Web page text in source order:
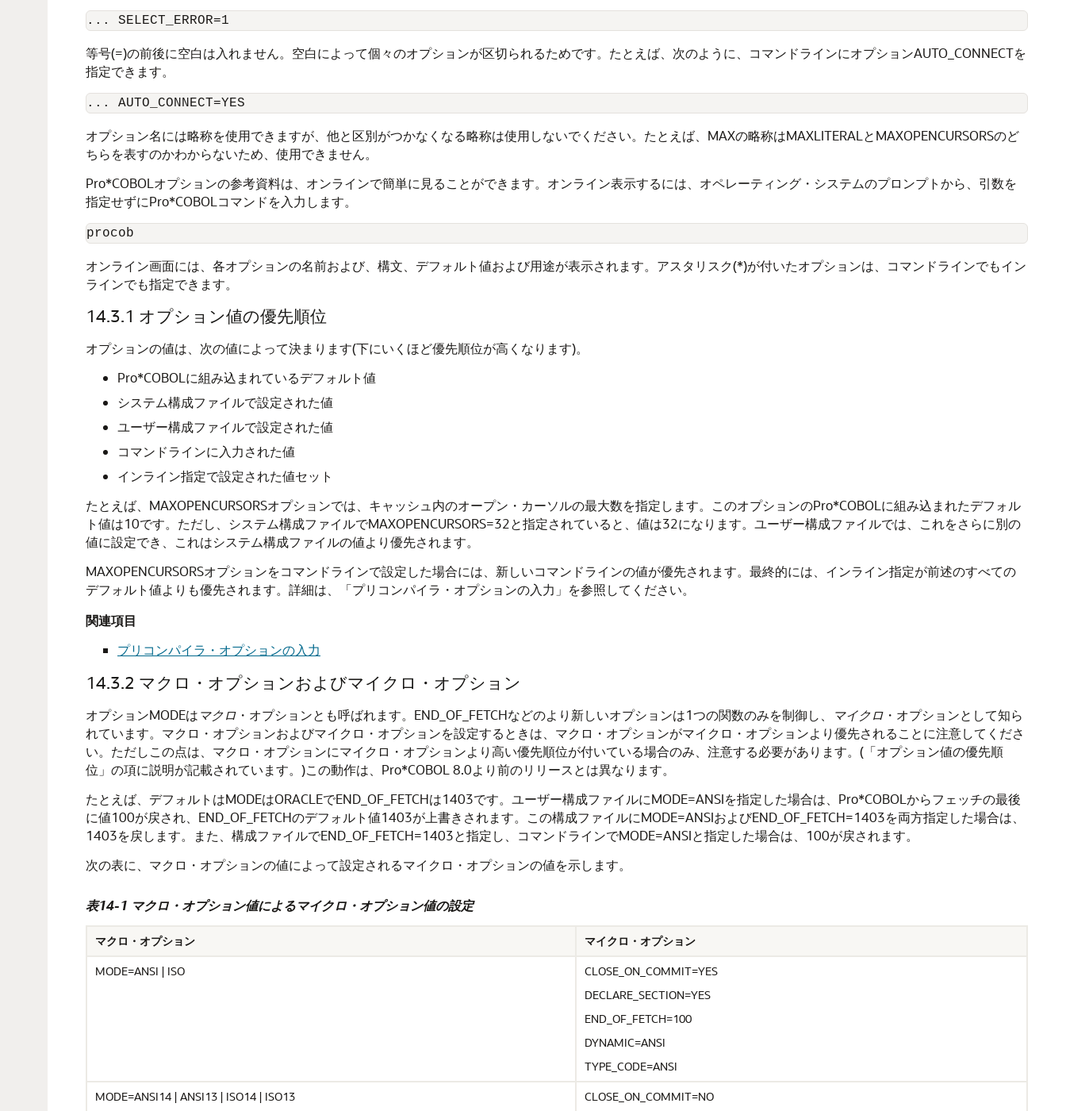
等号(=)の前後に空白は入れません。空白によって個々のオプションが区切られるためです。たとえば、次のように、コマンドラインにオプションAUTO_CONNECTを
指定できます。
オプション名には略称を使用できますが、他と区別がつかなくなる略称は使用しないでください。たとえば、MAXの略称はMAXLITERALとMAXOPENCURSORSのど
ちらを表すのかわからないため、使用できません。
Pro*COBOLオプションの参考資料は、オンラインで簡単に見ることができます。オンライン表示するには、オペレーティング・システムのプロンプトから、引数を
指定せずにPro*COBOLコマンドを入力します。
オンライン画面には、各オプションの名前および、構文、デフォルト値および用途が表示されます。アスタリスク(*)が付いたオプションは、コマンドラインでもイン
ラインでも指定できます。
14.3.1 オプション値の優先順位
オプションの値は、次の値によって決まります(下にいくほど優先順位が高くなります)。
Pro*COBOLに組み込まれているデフォルト値
システム構成ファイルで設定された値
ユーザー構成ファイルで設定された値
コマンドラインに入力された値
インライン指定で設定された値セット
たとえば、MAXOPENCURSORSオプションでは、キャッシュ内のオープン・カーソルの最大数を指定します。このオプションのPro*COBOLに組み込まれたデフォル
ト値は10です。ただし、システム構成ファイルでMAXOPENCURSORS=32と指定されていると、値は32になります。ユーザー構成ファイルでは、これをさらに別の
値に設定でき、これはシステム構成ファイルの値より優先されます。
MAXOPENCURSORSオプションをコマンドラインで設定した場合には、新しいコマンドラインの値が優先されます。最終的には、インライン指定が前述のすべての
デフォルト値よりも優先されます。詳細は、「プリコンパイラ・オプションの入力」を参照してください。
関連項目
プリコンパイラ・オプションの入力
14.3.2 マクロ・オプションおよびマイクロ・オプション
オプションMODEはマクロ ・オプションとも呼ばれます。END_OF_FETCHなどのより新しいオプションは1つの関数のみを制御し、 マイクロ ・オプションとして知ら
れています。マクロ・オプションおよびマイクロ・オプションを設定するときは、マクロ・オプションがマイクロ・オプションより優先されることに注意してくださ
い。ただしこの点は、マクロ・オプションにマイクロ・オプションより高い優先順位が付いている場合のみ、注意する必要があります。(「オプション値の優先順
位」の項に説明が記載されています。)この動作は、Pro*COBOL 8.0より前のリリースとは異なります。
たとえば、デフォルトはMODEはORACLEでEND_OF_FETCHは1403です。ユーザー構成ファイルにMODE=ANSIを指定した場合は、Pro*COBOLからフェッチの最後
に値100が戻され、END_OF_FETCHのデフォルト値1403が上書きされます。この構成ファイルにMODE=ANSIおよびEND_OF_FETCH=1403を両方指定した場合は、
1403を戻します。また、構成ファイルでEND_OF_FETCH=1403と指定し、コマンドラインでMODE=ANSIと指定した場合は、100が戻されます。
次の表に、マクロ・オプションの値によって設定されるマイクロ・オプションの値を示します。
表14-1 マクロ・オプション値によるマイクロ・オプション値の設定
マクロ・オプション
マイクロ・オプション
MODE=ANSI | ISO
CLOSE_ON_COMMIT=YES
DECLARE_SECTION=YES
END_OF_FETCH=100
DYNAMIC=ANSI
TYPE_CODE=ANSI
MODE=ANSI14 | ANSI13 | ISO14 | ISO13
CLOSE_ON_COMMIT=NO